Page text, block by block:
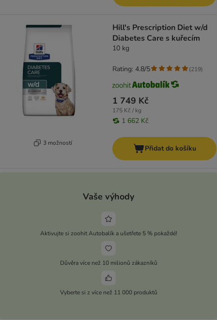
3 možností
Hill's Prescription Diet w/d
Diabetes Care s kuřecím
10 kg
1 749 Kč
175 Kč / kg
1 662 Kč
Rating: 4.8/5 (219)
Přidat do košíku
Vaše výhody
Aktivujte si zoohit Autobalík a ušetřete 5 % pokaždé!
Důvěra více než 10 milionů zákazníků
Vyberte si z více než 11 000 produktů